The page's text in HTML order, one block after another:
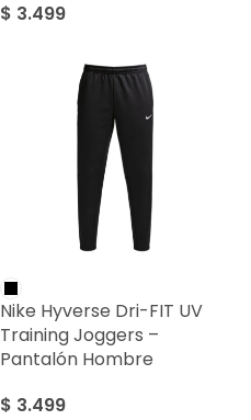
$ 3.499
Nike Hyverse Dri-FIT UV
Training Joggers –
Pantalón Hombre
$ 3.499